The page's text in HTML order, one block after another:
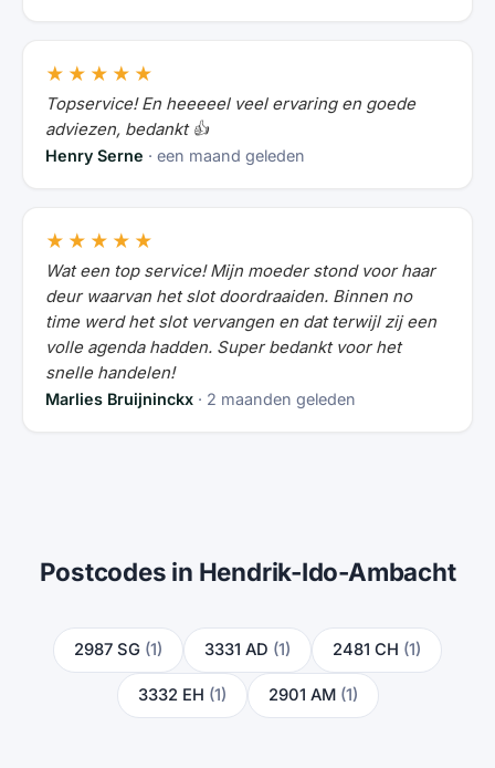
★★★★★
Topservice! En heeeeel veel ervaring en goede
adviezen, bedankt 👍
Henry Serne · een maand geleden
★★★★★
Wat een top service! Mijn moeder stond voor haar
deur waarvan het slot doordraaiden. Binnen no
time werd het slot vervangen en dat terwijl zij een
volle agenda hadden. Super bedankt voor het
snelle handelen!
Marlies Bruijninckx · 2 maanden geleden
Postcodes in Hendrik-Ido-Ambacht
2987 SG (1) 3331 AD (1) 2481 CH (1)
3332 EH (1) 2901 AM (1)